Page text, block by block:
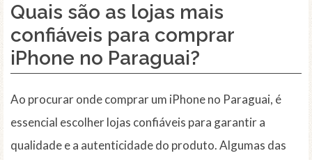
Quais são as lojas mais
confiáveis para comprar
iPhone no Paraguai?
Ao procurar onde comprar um iPhone no Paraguai, é
essencial escolher lojas confiáveis para garantir a
qualidade e a autenticidade do produto. Algumas das